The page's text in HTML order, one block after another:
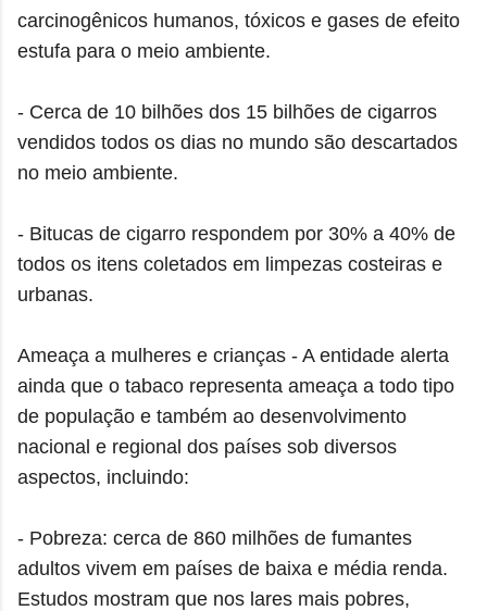
carcinogênicos humanos, tóxicos e gases de efeito
estufa para o meio ambiente.
- Cerca de 10 bilhões dos 15 bilhões de cigarros
vendidos todos os dias no mundo são descartados
no meio ambiente.
- Bitucas de cigarro respondem por 30% a 40% de
todos os itens coletados em limpezas costeiras e
urbanas.
Ameaça a mulheres e crianças - A entidade alerta
ainda que o tabaco representa ameaça a todo tipo
de população e também ao desenvolvimento
nacional e regional dos países sob diversos
aspectos, incluindo:
- Pobreza: cerca de 860 milhões de fumantes
adultos vivem em países de baixa e média renda.
Estudos mostram que nos lares mais pobres,